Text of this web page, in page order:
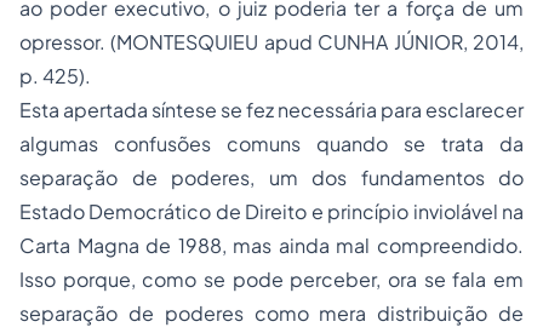
ao poder executivo, o juiz poderia ter a força de um
opressor. (MONTESQUIEU apud CUNHA JÚNIOR, 2014,
p. 425).
Esta apertada síntese se fez necessária para esclarecer
algumas confusões comuns quando se trata da
separação de poderes, um dos fundamentos do
Estado Democrático de Direito e princípio inviolável na
Carta Magna de 1988, mas ainda mal compreendido.
Isso porque, como se pode perceber, ora se fala em
separação de poderes como mera distribuição de